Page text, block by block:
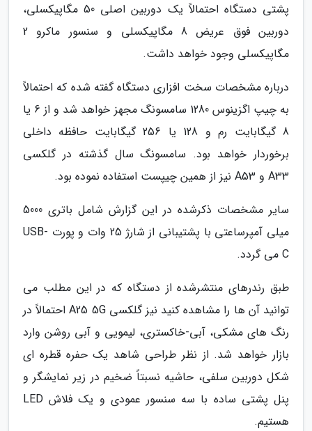
پشتی دستگاه احتمالاً یک دوربین اصلی 50 مگاپیکسلی،
دوربین فوق عریض 8 مگاپیکسلی و سنسور ماکرو 2
مگاپیکسلی وجود خواهد داشت.
درباره مشخصات سخت افزاری دستگاه گفته شده که احتمالاً
به چیپ اگزینوس 1280 سامسونگ مجهز خواهد شد و از 6 یا
8 گیگابایت رم و 128 یا 256 گیگابایت حافظه داخلی
برخوردار خواهد بود. سامسونگ سال گذشته در گلکسی
A33 و A53 نیز از همین چیپست استفاده نموده بود.
سایر مشخصات ذکرشده در این گزارش شامل باتری 5000
میلی آمپرساعتی با پشتیبانی از شارژ 25 وات و پورت USB-
C می گردد.
طبق رندرهای منتشرشده از دستگاه که در این مطلب می
توانید آن ها را مشاهده کنید نیز گلکسی A25 5G احتمالاً در
رنگ های مشکی، آبی-خاکستری، لیمویی و آبی روشن وارد
بازار خواهد شد. از نظر طراحی شاهد یک حفره قطره ای
شکل دوربین سلفی، حاشیه نسبتاً ضخیم در زیر نمایشگر و
پنل پشتی ساده با سه سنسور عمودی و یک فلاش LED
هستیم.